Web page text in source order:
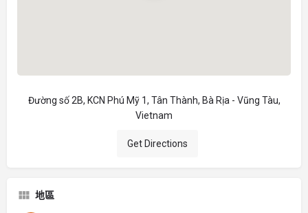
Đường số 2B, KCN Phú Mỹ 1, Tân Thành, Bà Rịa - Vũng Tàu,
Vietnam
Get Directions
地區